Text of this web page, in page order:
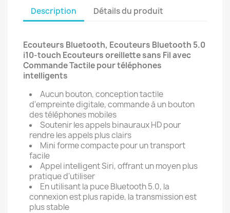
Description Détails du produit
Ecouteurs Bluetooth, Ecouteurs Bluetooth 5.0
i10-touch Ecouteurs oreillette sans Fil avec
Commande Tactile pour téléphones
intelligents
Aucun bouton, conception tactile
d'empreinte digitale, commande à un bouton
des téléphones mobiles
Soutenir les appels binauraux HD pour
rendre les appels plus clairs
Mini forme compacte pour un transport
facile
Appel intelligent Siri, offrant un moyen plus
pratique d'utiliser
En utilisant la puce Bluetooth 5.0, la
connexion est plus rapide, la transmission est
plus stable